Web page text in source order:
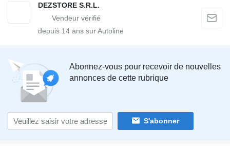
DEZSTORE S.R.L.
depuis 14 ans sur Autoline
Abonnez-vous pour recevoir de nouvelles
annonces de cette rubrique
S'abonner